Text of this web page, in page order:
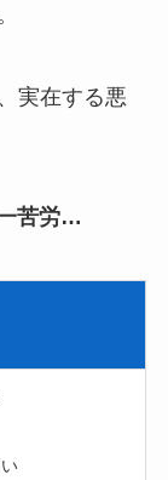
実在する悪
苦労…